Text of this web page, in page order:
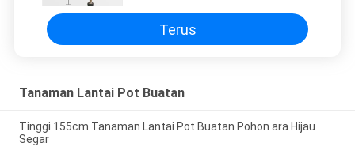
Terus
Tanaman Lantai Pot Buatan
Tinggi 155cm Tanaman Lantai Pot Buatan Pohon ara Hijau
Segar